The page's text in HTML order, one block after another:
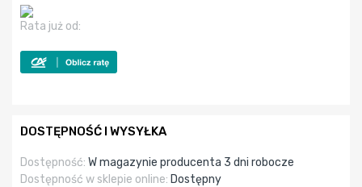
Rata już od:
DOSTĘPNOŚĆ I WYSYŁKA
Dostępność: W magazynie producenta 3 dni robocze
Dostępność w sklepie online: Dostępny